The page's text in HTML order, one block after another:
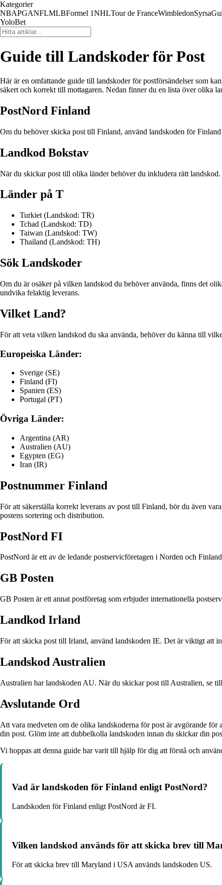
Kategorier
NBAPGANFLMLBFormel 1NHLTour de FranceWimbledonSyrsa
YoloBet
Guide till Landskoder för Post
Här är en omfattande guide till landskoder för postförsändelser som
säkert och korrekt till mottagaren. Nedan finner du en lista över olika
PostNord Finland
Om du behöver skicka post till Finland, använd landskoden för
Landkod Bokstav
När du skickar post till olika länder behöver du inkludera rätt
Länder på T
Turkiet (Landskod: TR)
Tchad (Landskod: TD)
Taiwan (Landskod: TW)
Thailand (Landskod: TH)
Sök Landskoder
Om du är osäker på vilken landskod du behöver använda, finns det
undvika felaktig leverans.
Vilket Land?
För att veta vilken landskod du ska använda, behöver du känna till
Europeiska Länder:
Sverige (SE)
Finland (FI)
Spanien (ES)
Portugal (PT)
Övriga Länder:
Argentina (AR)
Australien (AU)
Egypten (EG)
Iran (IR)
Postnummer Finland
För att säkerställa korrekt leverans av post till Finland, bör du även
postens sortering och distribution.
PostNord FI
PostNord är ett av de ledande postservicföretagen i Norden och
GB Posten
GB Posten är ett annat postföretag som erbjuder internationella
Landkod Irland
För att skicka post till Irland, använd landskoden IE. Det är viktigt att
Landskod Australien
Australien har landskoden AU. När du skickar post till Australien, se
Avslutande Ord
Att vara medveten om de olika landskoderna för post är avgörande
din post. Glöm inte att dubbelkolla landskoden innan du skickar din
Vi hoppas att denna guide har varit till hjälp för dig att förstå och
Vad är landskoden för Finland enligt PostNord?
Landskoden för Finland enligt PostNord är FI.
Vilken landskod används för att skicka brev till
För att skicka brev till Maryland i USA används landskoden US.